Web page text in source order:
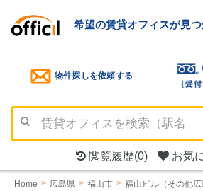
希望の賃貸オフィスが見
物件探しを依頼する
閲覧履歴(0) お気
Home 広島県 福山市 福山ビル（その他